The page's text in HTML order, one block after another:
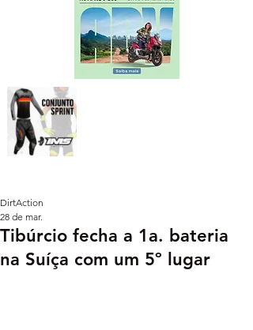
Tibúrcio fecha a 1a. bateria
na Suíça com um 5º lugar
DirtAction
28 de mar.